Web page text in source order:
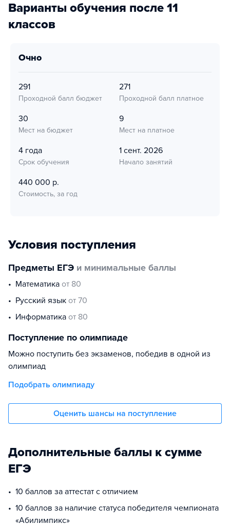
Варианты обучения после 11
классов
очно
291
Проходной балл бюджет
271
Проходной балл платное
30
Мест на бюджет
9
Мест на платное
4 года
Срок обучения
1 сент. 2026
Начало занятий
440 000 р.
Стоимость, за год
Условия поступления
Предметы ЕГЭ и минимальные баллы
математика от 80
русский язык от 70
информатика от 80
Поступление по олимпиаде
Можно поступить без экзаменов, победив в одной из
олимпиад
Подобрать олимпиаду
Оценить шансы на поступление
Дополнительные баллы к сумме
ЕГЭ
10 баллов за аттестат с отличием
10 баллов за наличие статуса победителя чемпионата
«Абилимпикс»